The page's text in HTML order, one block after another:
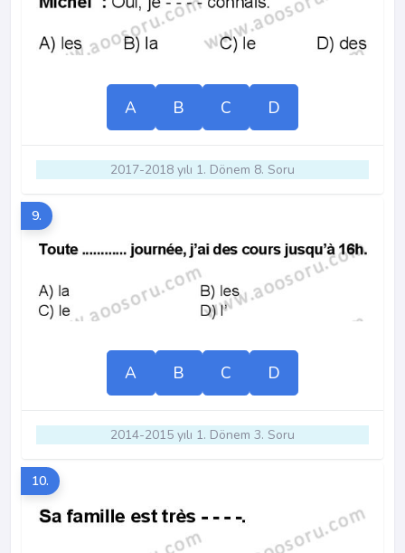
A B C D
2017-2018 yılı 1. Dönem 8. Soru
9.
A B C D
2014-2015 yılı 1. Dönem 3. Soru
10.